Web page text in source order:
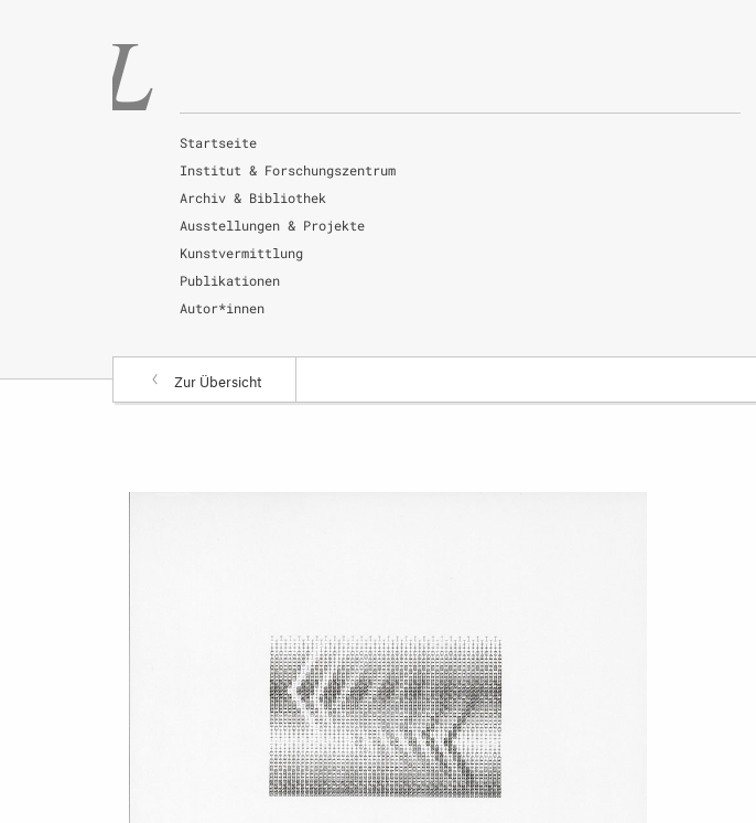
Startseite
Institut & Forschungszentrum
Archiv & Bibliothek
Ausstellungen & Projekte
Kunstvermittlung
Publikationen
Autor*innen
Zur Übersicht